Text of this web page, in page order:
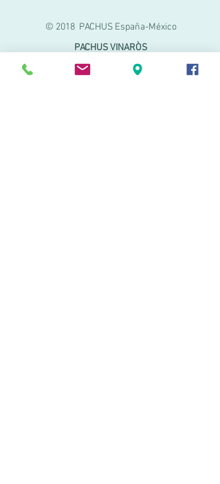
© 2018 PACHUS España-México
PACHUS VINARÒS
Calle Mayor 27-29